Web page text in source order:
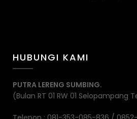
HUBUNGI KAMI
PUTRA LERENG SUMBING.
(Bulan RT 01 RW 01 Selopampang